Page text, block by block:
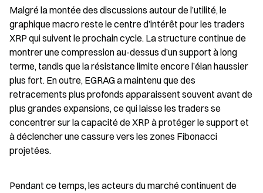
Malgré la montée des discussions autour de l’utilité, le
graphique macro reste le centre d’intérêt pour les traders
XRP qui suivent le prochain cycle. La structure continue de
montrer une compression au-dessus d’un support à long
terme, tandis que la résistance limite encore l’élan haussier
plus fort. En outre, EGRAG a maintenu que des
retracements plus profonds apparaissent souvent avant de
plus grandes expansions, ce qui laisse les traders se
concentrer sur la capacité de XRP à protéger le support et
à déclencher une cassure vers les zones Fibonacci
projetées.
Pendant ce temps, les acteurs du marché continuent de